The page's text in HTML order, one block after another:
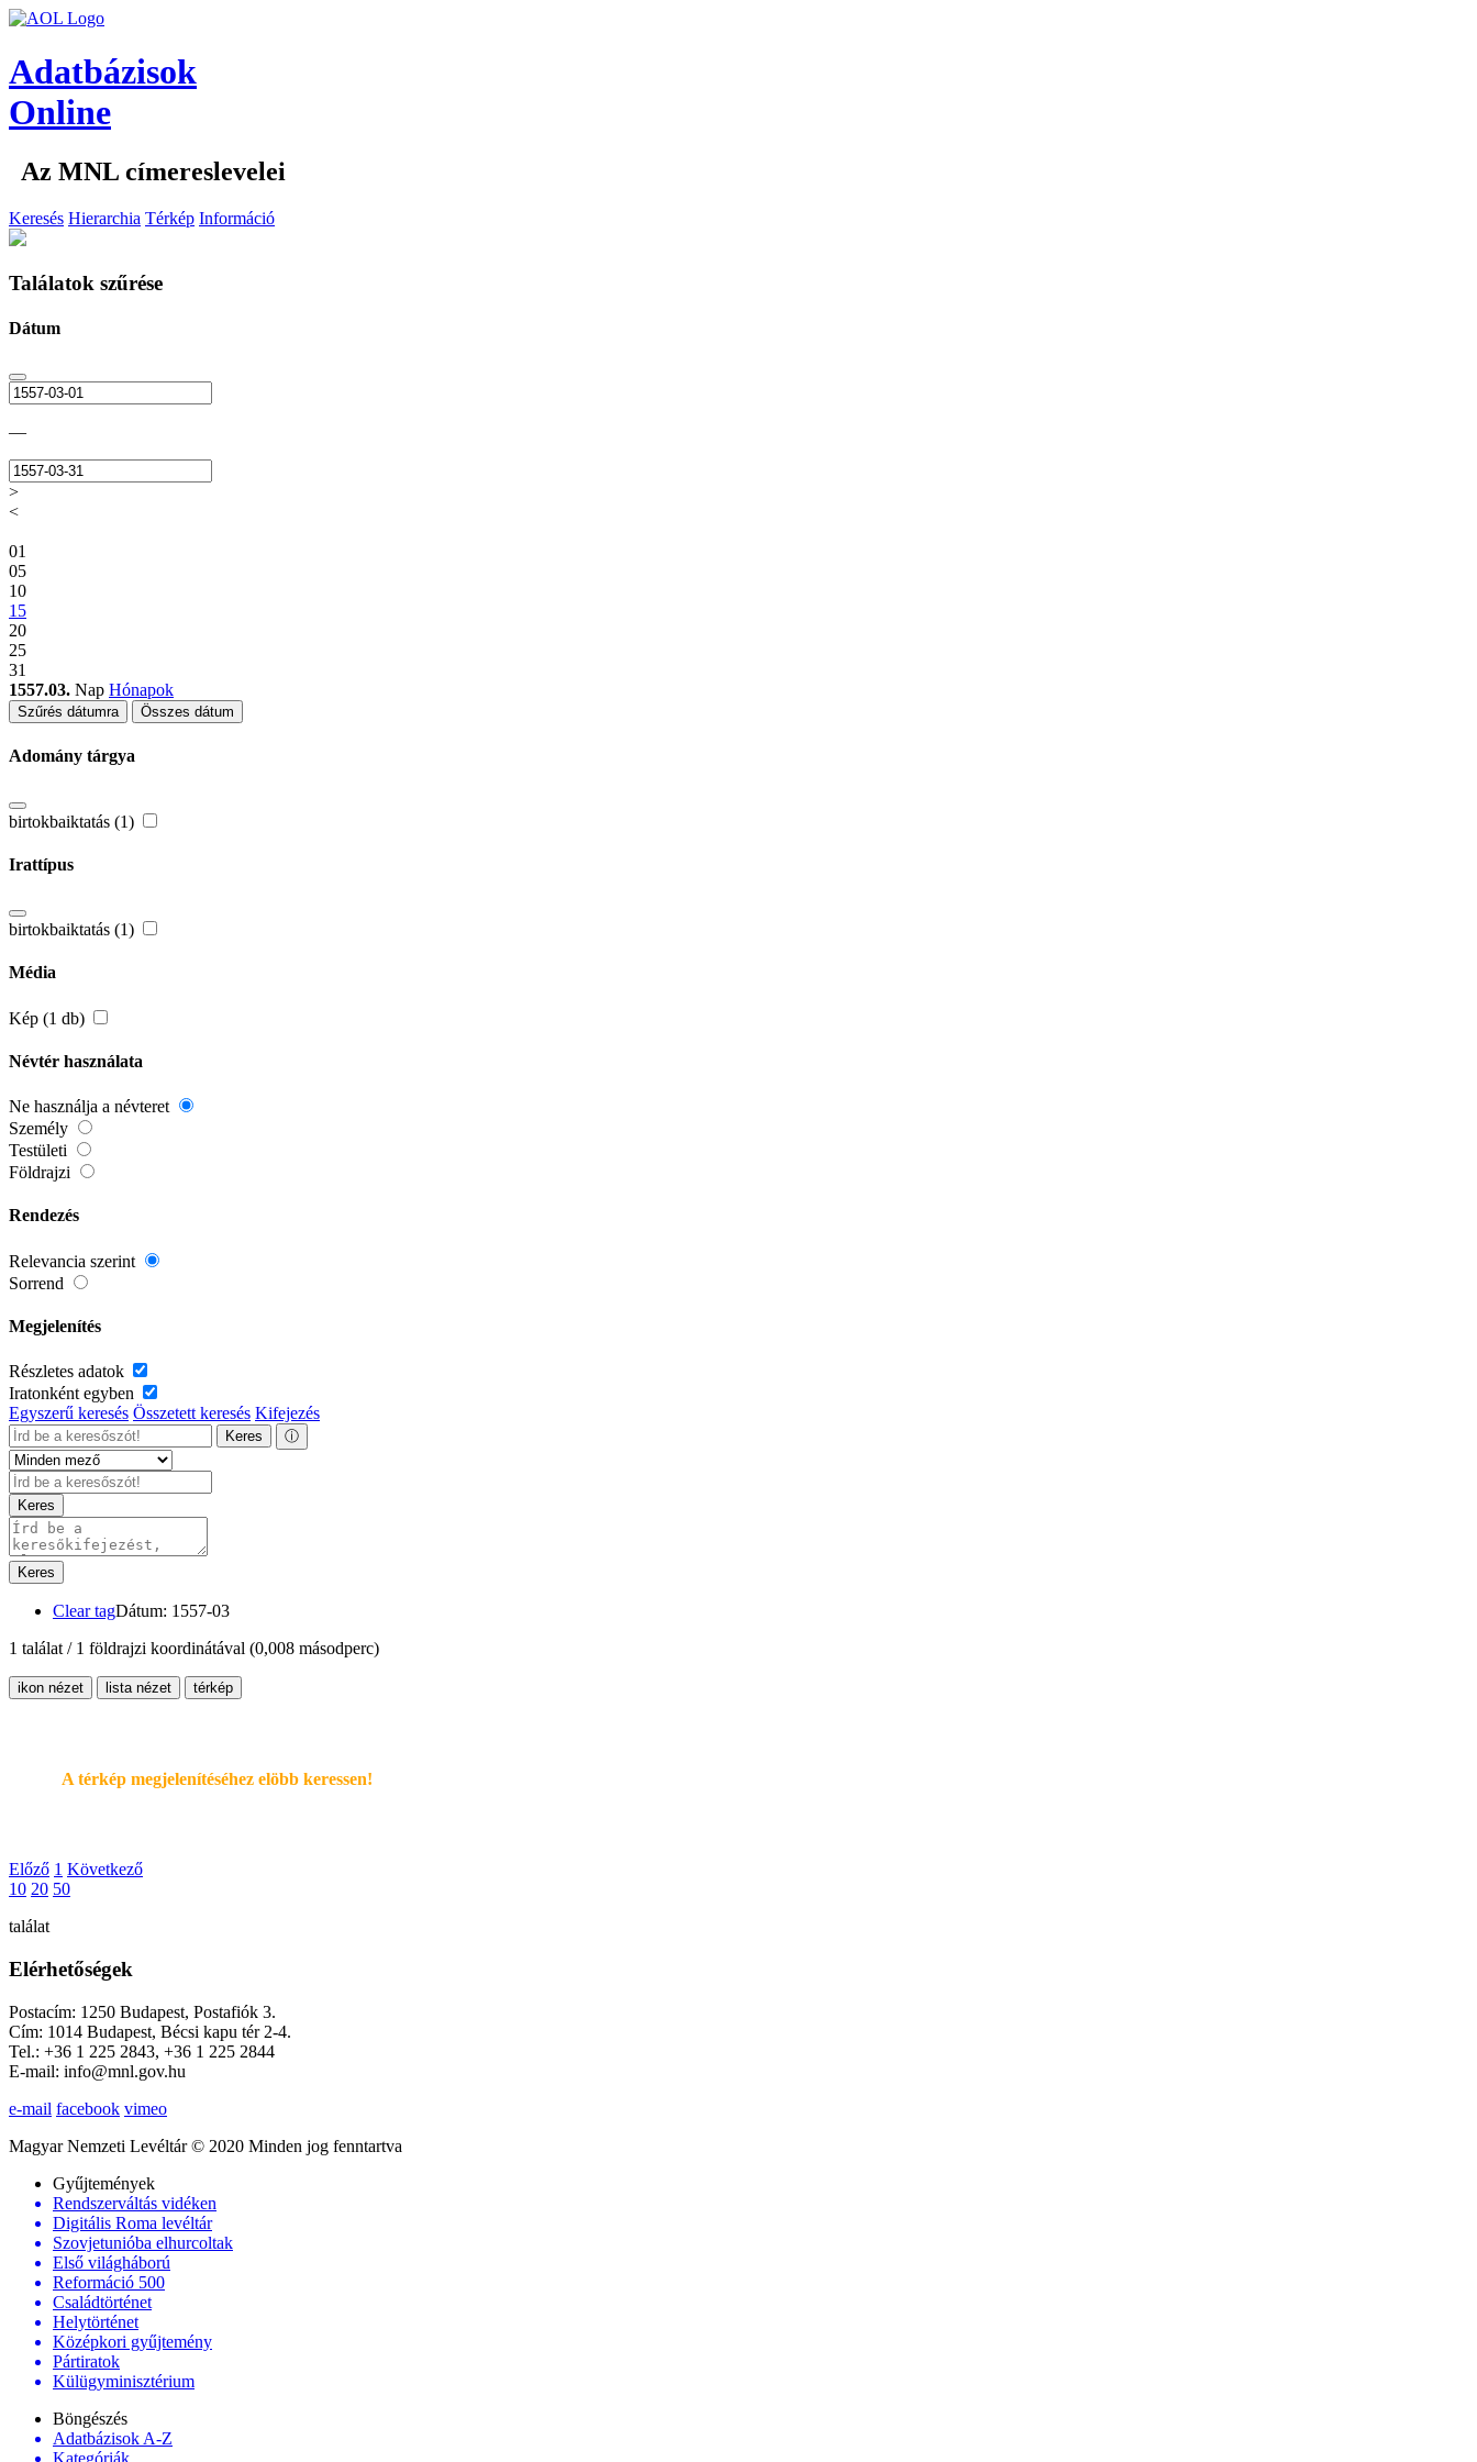
Adatbázisok
Online
Az MNL címereslevelei
Keresés Hierarchia Térkép Információ
Találatok szűrése
Dátum
—
>
<
01
05
10
15
20
25
31
1557.03. Nap Hónapok
Szűrés dátumra Összes dátum
Adomány tárgya
birtokbaiktatás (1)
Irattípus
birtokbaiktatás (1)
Média
Kép (1 db)
Névtér használata
Ne használja a névteret
Személy
Testületi
Földrajzi
Rendezés
Relevancia szerint
Sorrend
Megjelenítés
Részletes adatok
Iratonként egyben
Egyszerű keresés Összetett keresés Kifejezés
Keres ⓘ
Keres
Keres
Clear tagDátum: 1557-03
1 találat / 1 földrajzi koordinátával (0,008 másodperc)
ikon nézet lista nézet térkép
A térkép megjelenítéséhez elöbb keressen!
Előző 1 Következő
10 20 50
találat
Elérhetőségek
Postacím: 1250 Budapest, Postafiók 3.
Cím: 1014 Budapest, Bécsi kapu tér 2-4.
Tel.: +36 1 225 2843, +36 1 225 2844
E-mail: info@mnl.gov.hu
e-mail facebook vimeo
Magyar Nemzeti Levéltár © 2020 Minden jog fenntartva
Gyűjtemények
Rendszerváltás vidéken
Digitális Roma levéltár
Szovjetunióba elhurcoltak
Első világháború
Reformáció 500
Családtörténet
Helytörténet
Középkori gyűjtemény
Pártiratok
Külügyminisztérium
Böngészés
Adatbázisok A-Z
Kategóriák